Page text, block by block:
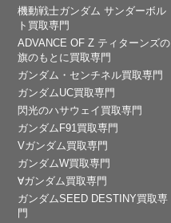
機動戦士ガンダム サンダーボル
ト買取専門
ADVANCE OF Ζ ティターンズの
旗のもとに買取専門
ガンダム・センチネル買取専門
ガンダムUC買取専門
閃光のハサウェイ買取専門
ガンダムF91買取専門
Vガンダム買取専門
ガンダムW買取専門
∀ガンダム買取専門
ガンダムSEED DESTINY買取専
門